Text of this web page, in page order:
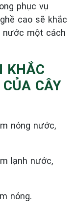
phục vụ
cao sẽ khắc
nước một cách
KHẮC
CÂY
nóng nước,
lạnh nước,
nóng.